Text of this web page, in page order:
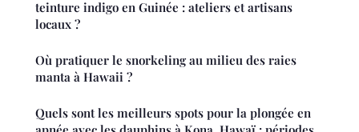
teinture indigo en Guinée : ateliers et artisans
locaux ?
Où pratiquer le snorkeling au milieu des raies
manta à Hawaii ?
Quels sont les meilleurs spots pour la plongée en